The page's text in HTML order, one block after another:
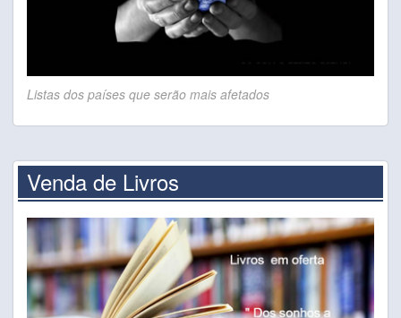
Listas dos países que serão mais afetados
Venda de Livros